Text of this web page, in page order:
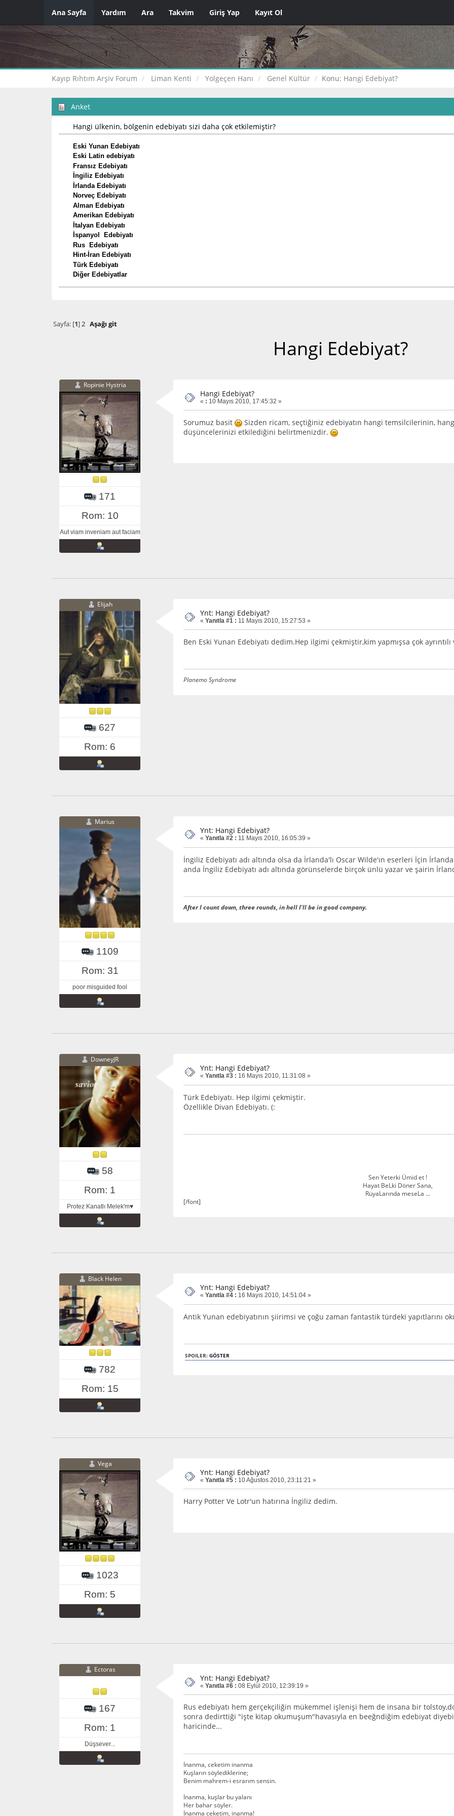
Ana Sayfa Yardım Ara Takvim Giriş Yap Kayıt Ol
Kayıp Rıhtım Arşiv Forum Liman Kenti Yolgeçen Hanı Genel Kültür Konu: Hangi Edebiyat?
Anket
Hangi ülkenin, bölgenin edebiyatı sizi daha çok etkilemiştir?
Eski Yunan Edebiyatı
Eski Latin edebiyatı
Fransız Edebiyatı
İngiliz Edebiyatı
İrlanda Edebiyatı
Norveç Edebiyatı
Alman Edebiyatı
Amerikan Edebiyatı
İtalyan Edebiyatı
İspanyol Edebiyatı
Rus Edebiyatı
Hint-İran Edebiyatı
Türk Edebiyatı
Diğer Edebiyatlar
Sayfa: [1]2 Aşağı git
Hangi Edebiyat?
Ropinie Hystria
171
Rom: 10
Aut viam inveniam aut faciam
Hangi Edebiyat?
« : 10 Mayıs 2010, 17:45:32 »
Sorumuz basit
Sizden ricam, seçtiğiniz edebiyatın hangi temsilcilerinin,
düşüncelerinizi etkilediğini belirtmenizdir.
Elijah
627
Rom: 6
Ynt: Hangi Edebiyat?
« Yanıtla #1 : 11 Mayıs 2010, 15:27:53 »
Ben Eski Yunan Edebiyatı dedim.Hep ilgimi çekmiştir,kim yapmışsa çok
Planemo Syndrome
Marius
1109
Rom: 31
poor misguided fool
Ynt: Hangi Edebiyat?
« Yanıtla #2 : 11 Mayıs 2010, 16:05:39 »
İngiliz Edebiyatı adı altında olsa da İrlanda'lı Oscar Wilde'ın eserleri İçin
anda İngiliz Edebiyatı adı altında görünselerde birçok ünlü yazar ve şairin
After I count down, three rounds, in hell I'll be in good company.
DowneyJR
58
Rom: 1
Protez Kanatlı Melek'm♥
Ynt: Hangi Edebiyat?
« Yanıtla #3 : 16 Mayıs 2010, 11:31:08 »
Türk Edebiyatı. Hep ilgimi çekmiştir.
Özellikle Divan Edebiyatı. (:
Sen Yeterki Ümid et !
Hayat BeLki Döner Sana,
RüyaLarında meseLa ...
[/font]
Black Helen
782
Rom: 15
Ynt: Hangi Edebiyat?
« Yanıtla #4 : 16 Mayıs 2010, 14:51:04 »
Antik Yunan edebiyatının şiirimsi ve çoğu zaman fantastik türdeki yapıtlarını
SPOILER: GÖSTER
Vega
1023
Rom: 5
Ynt: Hangi Edebiyat?
« Yanıtla #5 : 10 Ağustos 2010, 23:11:21 »
Harry Potter Ve Lotr'un hatırına İngiliz dedim.
Ectoras
167
Rom: 1
Düşsever...
Ynt: Hangi Edebiyat?
« Yanıtla #6 : 08 Eylül 2010, 12:39:19 »
Rus edebiyatı hem gerçekçiliğin mükemmel işlenişi hem de insana bir
sonra dedirttiği "işte kitap okumuşum"havasıyla en beeğndiğim edebiyat
haricinde...
İnanma, ceketim inanma
Kuşların söylediklerine;
Benim mahrem-i esrarım sensin.
İnanma, kuşlar bu yalanı
Her bahar söyler.
İnanma ceketim, inanma!